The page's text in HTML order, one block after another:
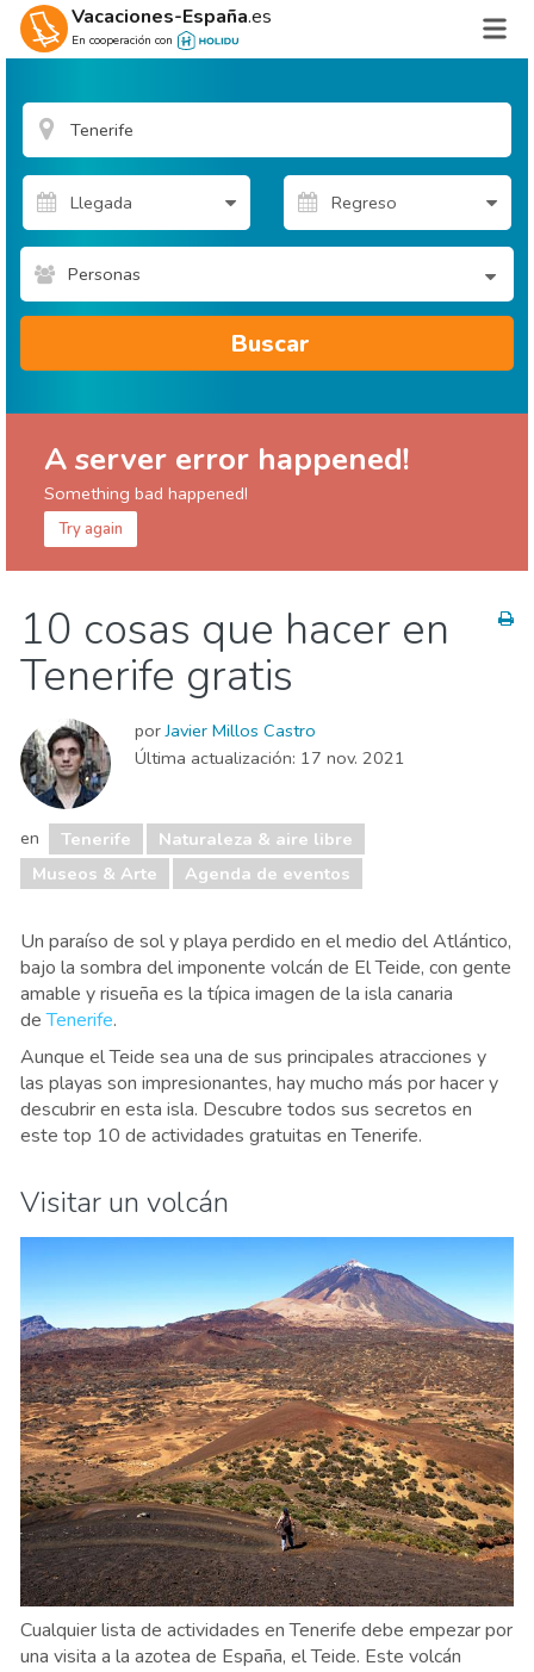
Vacaciones-España.es
En cooperación con
Personas
Buscar
A server error happened!
Something bad happened!
Try again
Agenda de eventos
Comida & Restaurantes
Deporte & aventura
Dónde quedarse
Naturaleza & aire libre
Vida nocturna & Bares
10 cosas que hacer en
Tenerife gratis
porJavier Millos Castro
Última actualización: 17 nov. 2021
en Tenerife
Naturaleza & aire libre
Museos & Arte
Agenda de eventos
Un paraíso de sol y playa perdido en el medio del Atlántico,
bajo la sombra del imponente volcán de El Teide, con gente
amable y risueña es la típica imagen de la isla canaria
deTenerife.
Aunque el Teide sea una de sus principales atracciones y
las playas son impresionantes, hay mucho más por hacer y
descubrir en esta isla. Descubre todos sus secretos en
este top 10 de actividades gratuitas en Tenerife.
Visitar un volcán
Cualquier lista de actividades en Tenerife debe empezar por
una visita a la azotea de España, el Teide. Este volcán